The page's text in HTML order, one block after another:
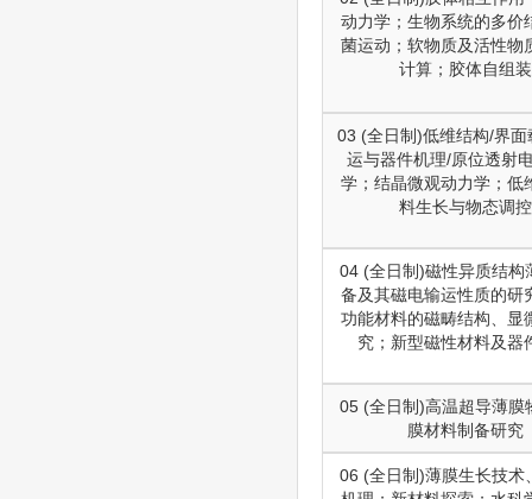
动力学；生物系统的多价
菌运动；软物质及活性物
计算；胶体自组装
03 (全日制)低维结构/界面
运与器件机理/原位透射
学；结晶微观动力学；低
料生长与物态调控
04 (全日制)磁性异质结构
备及其磁电输运性质的研
功能材料的磁畴结构、显
究；新型磁性材料及器
05 (全日制)高温超导薄膜
膜材料制备研究
06 (全日制)薄膜生长技术